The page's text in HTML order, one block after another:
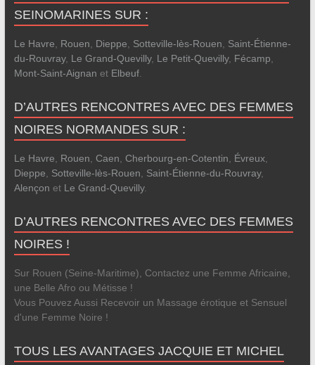
SEINOMARINES SUR :
Le Havre Rouen Dieppe Sotteville-lès-Rouen
Saint-Étienne-
du-Rouvray, Le Grand-Quevilly, Le Petit-Quevilly, Fécamp
Mont-Saint-Aignan et Elbeuf.
D’AUTRES RENCONTRES AVEC DES FEMMES
NOIRES NORMANDES SUR :
Le Havre Rouen Caen Cherbourg-en-Cotentin Évreux,
Dieppe
Sotteville-lès-Rouen Saint-Étienne-du-Rouvray,
Alençon et Le Grand-Quevilly.
D’AUTRES RENCONTRES AVEC DES FEMMES
NOIRES !
Sur Rouen (Seine-Maritime), Contactez une Femme Africaine,
une Belle Afro ou Métisse !
Vous Pouvez Aussi Recevoir un Massage érotique et Sensuel
d'une Femme Noire !
TOUS LES AVANTAGES JACQUIE ET MICHEL